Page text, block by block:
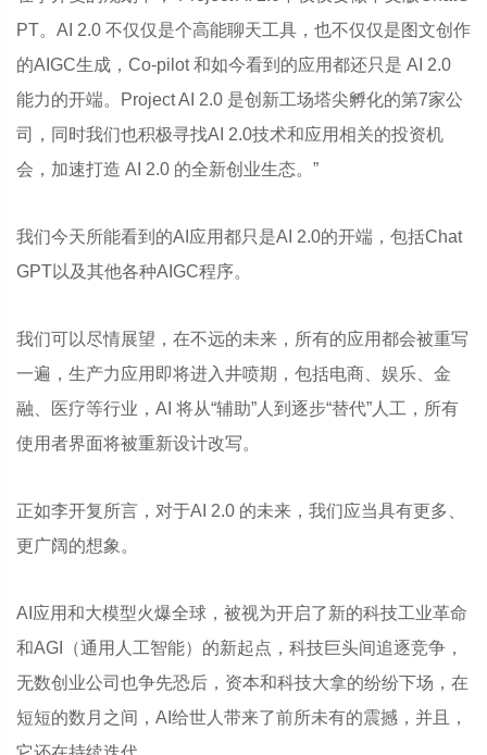
PT。AI 2.0 不仅仅是个高能聊天工具，也不仅仅是图文创作
的AIGC生成，Co-pilot 和如今看到的应用都还只是 AI 2.0
能力的开端。Project AI 2.0 是创新工场塔尖孵化的第7家公
司，同时我们也积极寻找AI 2.0技术和应用相关的投资机
会，加速打造 AI 2.0 的全新创业生态。”
我们今天所能看到的AI应用都只是AI 2.0的开端，包括Chat
GPT以及其他各种AIGC程序。
我们可以尽情展望，在不远的未来，所有的应用都会被重写
一遍，生产力应用即将进入井喷期，包括电商、娱乐、金
融、医疗等行业，AI 将从“辅助”人到逐步“替代”人工，所有
使用者界面将被重新设计改写。
正如李开复所言，对于AI 2.0 的未来，我们应当具有更多、
更广阔的想象。
AI应用和大模型火爆全球，被视为开启了新的科技工业革命
和AGI（通用人工智能）的新起点，科技巨头间追逐竞争，
无数创业公司也争先恐后，资本和科技大拿的纷纷下场，在
短短的数月之间，AI给世人带来了前所未有的震撼，并且，